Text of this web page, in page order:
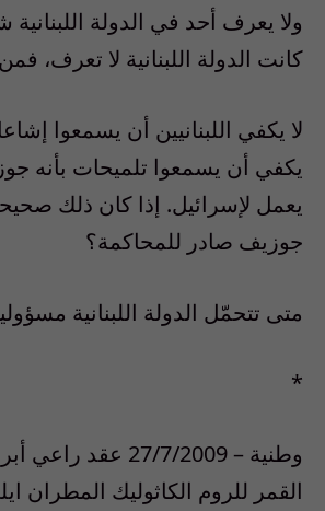
ولا يعرف أحد في الدولة اللبنانية
كانت الدولة اللبنانية لا تعرف،
لا يكفي اللبنانيين أن يسمعوا
يكفي أن يسمعوا تلميحات بأنه
يعمل لإسرائيل. إذا كان ذلك
جوزيف صادر للمحاكمة؟
متى تتحمّل الدولة اللبنانية
*
وطنية – 27/7/2009
القمر للروم الكاثوليك المطران